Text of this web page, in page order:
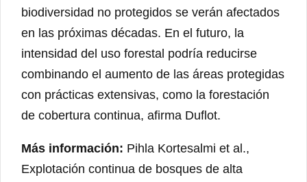
biodiversidad no protegidos se verán afectados
en las próximas décadas. En el futuro, la
intensidad del uso forestal podría reducirse
combinando el aumento de las áreas protegidas
con prácticas extensivas, como la forestación
de cobertura continua, afirma Duflot.
Más información: Pihla Kortesalmi et al.,
Explotación continua de bosques de alta